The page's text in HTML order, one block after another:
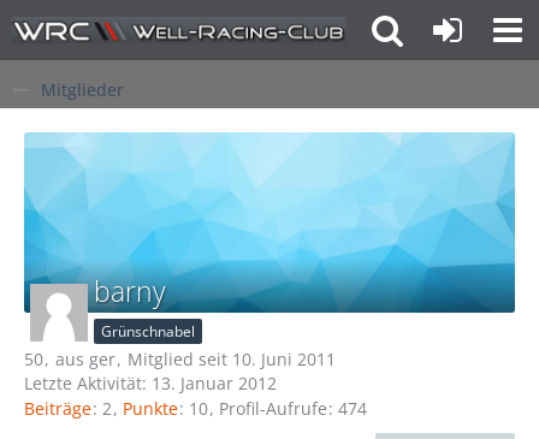
Mitglieder
barny
Grünschnabel
50 aus ger Mitglied seit 10. Juni 2011
Letzte Aktivität: 13. Januar 2012
Beiträge 2 Punkte 10 Profil-Aufrufe 474